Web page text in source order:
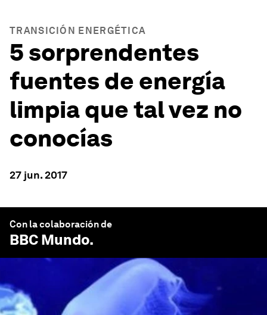
TRANSICIÓN ENERGÉTICA
5 sorprendentes
fuentes de energía
limpia que tal vez no
conocías
27 jun. 2017
Con la colaboración de
BBC Mundo.